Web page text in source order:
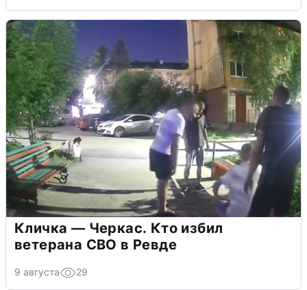
Кличка — Черкас. Кто избил
ветерана СВО в Ревде
9 августа 29